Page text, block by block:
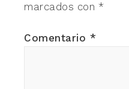
marcados con *
Comentario *